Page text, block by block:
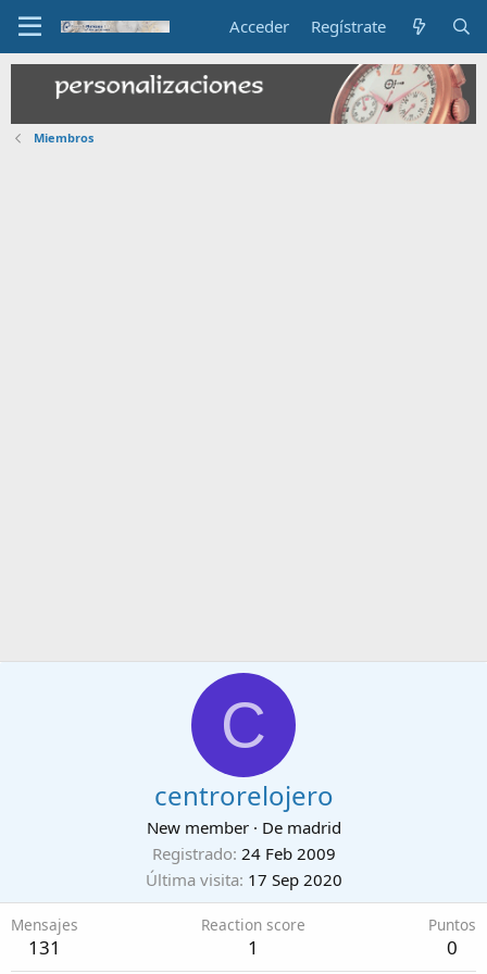
Acceder Regístrate
Miembros
C
centrorelojero
New member · De madrid
Registrado 24 Feb 2009
Última visita 17 Sep 2020
Mensajes
131
Reaction score
1
Puntos
0